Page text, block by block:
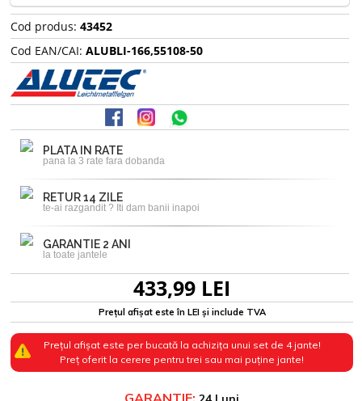
Cod produs: 43452
Cod EAN/CAI: ALUBLI-166,55108-50
PLATA IN RATE
pana la 3 rate fara dobanda
RETUR 14 ZILE
te-ai razgandit ? Iti dam banii inapoi
GARANTIE 2 ANI
la toate jantele
433,99 LEI
Prețul afișat este în LEI și include TVA
Prețul afișat este per bucată la achizița unui set de 4 jante!
Preț oferit la cerere pentru trei sau mai puține jante!
GARANTIE: